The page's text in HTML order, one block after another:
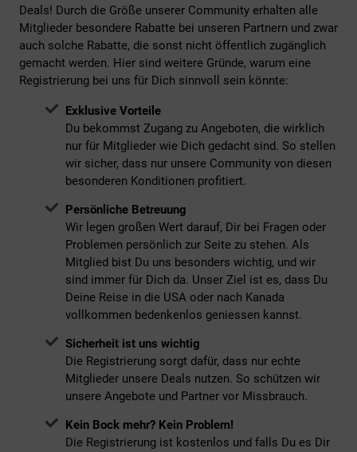
Deals! Durch die Größe unserer Community erhalten alle
Mitglieder besondere Rabatte bei unseren Partnern und zwar
auch solche Rabatte, die sonst nicht öffentlich zugänglich
gemacht werden. Hier sind weitere Gründe, warum eine
Registrierung bei uns für Dich sinnvoll sein könnte:
Exklusive Vorteile
Du bekommst Zugang zu Angeboten, die wirklich
nur für Mitglieder wie Dich gedacht sind. So stellen
wir sicher, dass nur unsere Community von diesen
besonderen Konditionen profitiert.
Persönliche Betreuung
Wir legen großen Wert darauf, Dir bei Fragen oder
Problemen persönlich zur Seite zu stehen. Als
Mitglied bist Du uns besonders wichtig, und wir
sind immer für Dich da. Unser Ziel ist es, dass Du
Deine Reise in die USA oder nach Kanada
vollkommen bedenkenlos geniessen kannst.
Sicherheit ist uns wichtig
Die Registrierung sorgt dafür, dass nur echte
Mitglieder unsere Deals nutzen. So schützen wir
unsere Angebote und Partner vor Missbrauch.
Kein Bock mehr? Kein Problem!
Die Registrierung ist kostenlos und falls Du es Dir